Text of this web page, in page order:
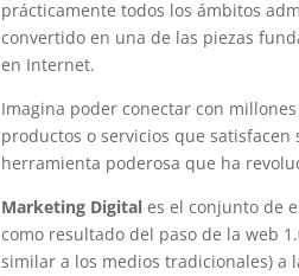
prácticamente todos los ámbitos
convertido en una de las piezas
en Internet.
Imagina poder conectar con
productos o servicios que
herramienta poderosa que ha
Marketing Digital es el conjunto de
como resultado del paso de la web
similar a los medios tradicionales) a